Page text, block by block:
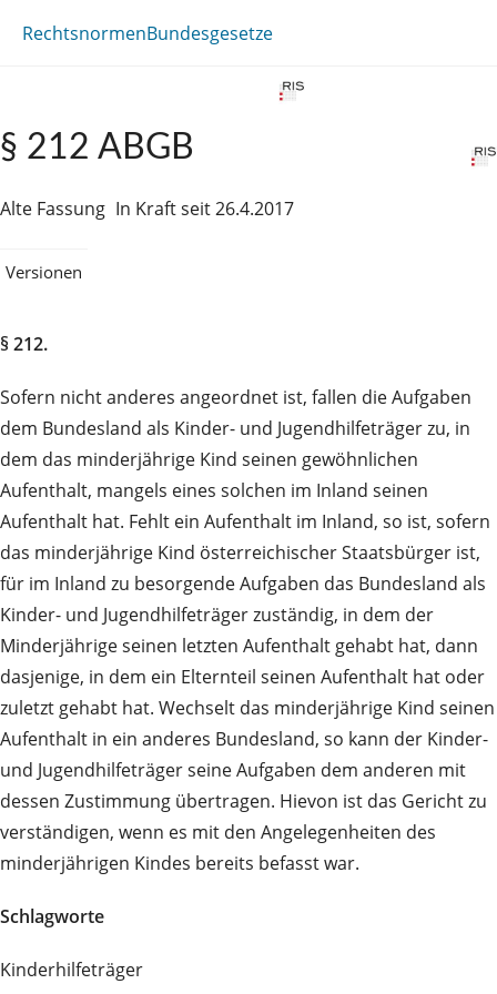
RechtsnormenBundesgesetze
§ 212 ABGB
Alte Fassung In Kraft seit 26.4.2017
Versionen
§ 212.
Sofern nicht anderes angeordnet ist, fallen die Aufgaben
dem Bundesland als Kinder- und Jugendhilfeträger zu, in
dem das minderjährige Kind seinen gewöhnlichen
Aufenthalt, mangels eines solchen im Inland seinen
Aufenthalt hat. Fehlt ein Aufenthalt im Inland, so ist, sofern
das minderjährige Kind österreichischer Staatsbürger ist,
für im Inland zu besorgende Aufgaben das Bundesland als
Kinder- und Jugendhilfeträger zuständig, in dem der
Minderjährige seinen letzten Aufenthalt gehabt hat, dann
dasjenige, in dem ein Elternteil seinen Aufenthalt hat oder
zuletzt gehabt hat. Wechselt das minderjährige Kind seinen
Aufenthalt in ein anderes Bundesland, so kann der Kinder-
und Jugendhilfeträger seine Aufgaben dem anderen mit
dessen Zustimmung übertragen. Hievon ist das Gericht zu
verständigen, wenn es mit den Angelegenheiten des
minderjährigen Kindes bereits befasst war.
Schlagworte
Kinderhilfeträger